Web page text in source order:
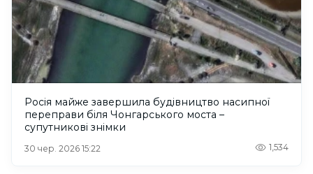
Росія майже завершила будівництво насипної
переправи біля Чонгарського моста –
супутникові знімки
30 чер. 2026 15:22 1,534